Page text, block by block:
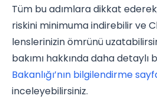
Tüm bu adımlara dikkat
riskini minimuma indirebilir ve
lenslerinizin ömrünü
bakımı hakkında daha detaylı
Bakanlığı’nın bilgilendirme
inceleyebilirsiniz.